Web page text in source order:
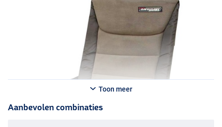
Toon meer
Aanbevolen combinaties